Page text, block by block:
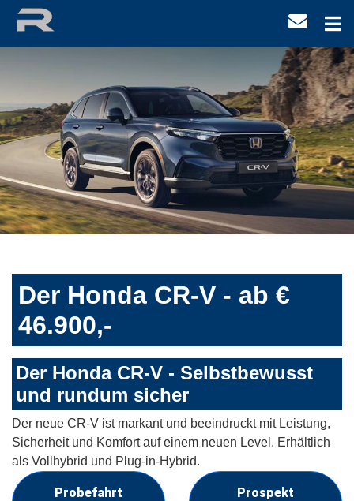
Der Honda CR-V - ab €
46.900,-
Der Honda CR-V - Selbstbewusst
und rundum sicher
Der neue CR-V ist markant und beeindruckt mit Leistung,
Sicherheit und Komfort auf einem neuen Level. Erhältlich
als Vollhybrid und Plug-in-Hybrid.
Probefahrt
Prospekt